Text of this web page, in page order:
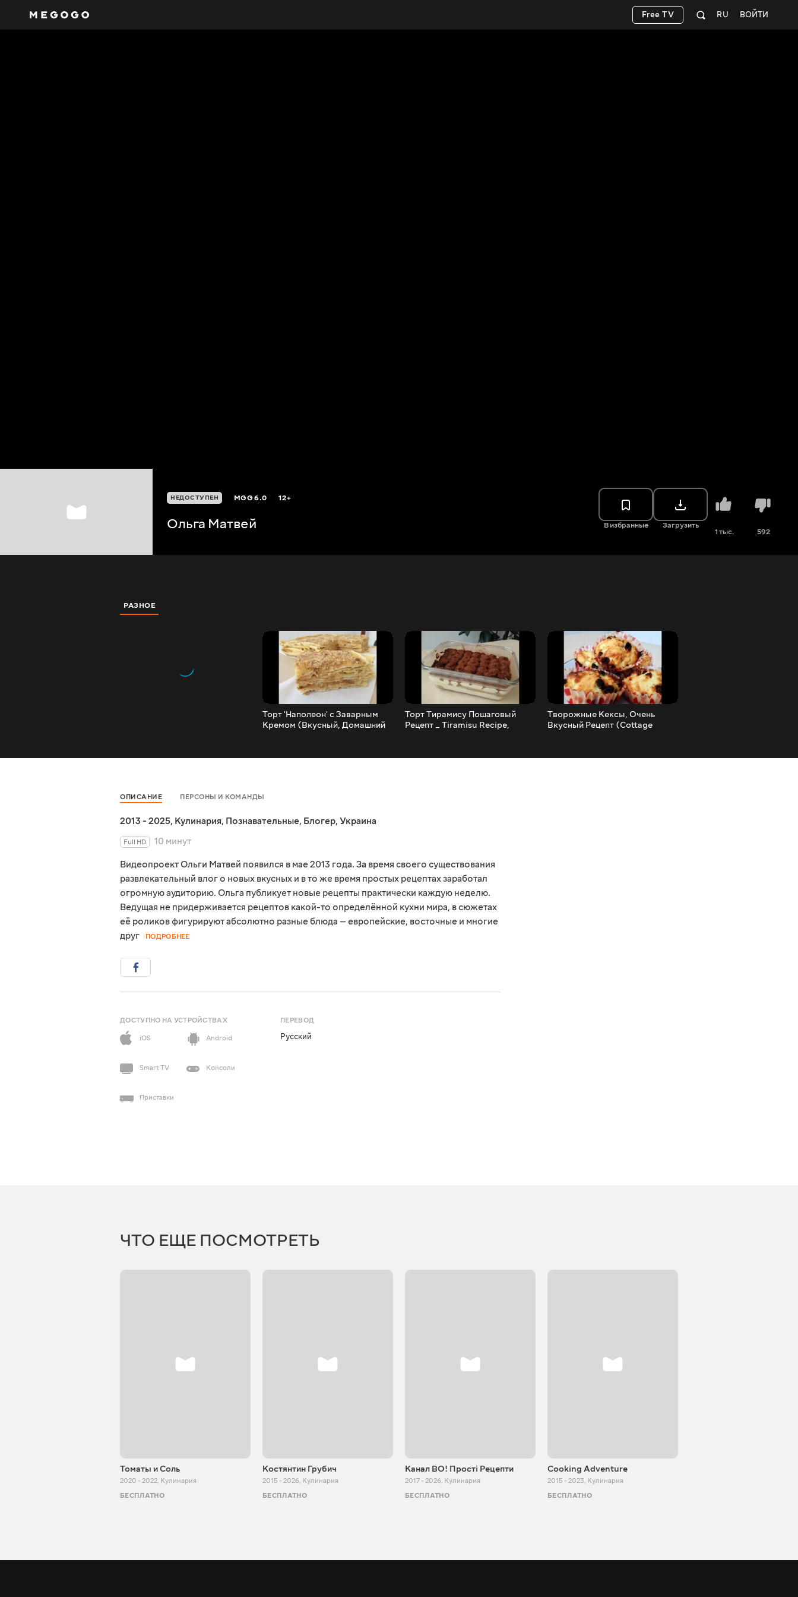
ВОЙТИ
RU
Free TV
НЕДОСТУПЕН MGG6.0 12+
Ольга Матвей В избранные Загрузить
1 тыс. 592
РАЗНОЕ
Торт 'Наполеон' с Заварным
Кремом (Вкусный, Домашний
Торт Тирамису Пошаговый
Рецепт _ Tiramisu Recipe,
Творожные Кексы, Очень
Вкусный Рецепт (Cottage
ОПИСАНИЕ ПЕРСОНЫ И КОМАНДЫ
2013 - 2025, Кулинария, Познавательные, Блогер, Украина
Full HD
10 минут
Видеопроект Ольги Матвей появился в мае 2013 года. За время своего существования
развлекательный влог о новых вкусных и в то же время простых рецептах заработал
огромную аудиторию. Ольга публикует новые рецепты практически каждую неделю.
Ведущая не придерживается рецептов какой-то определённой кухни мира, в сюжетах
её роликов фигурируют абсолютно разные блюда — европейские, восточные и многие
друг
ПОДРОБНЕЕ
ДОСТУПНО НА УСТРОЙСТВАХ
iOS
Android
Smart TV Консоли
Приставки
ПЕРЕВОД
Русский
ЧТО ЕЩЕ ПОСМОТРЕТЬ
Томаты и Соль
2020 - 2022, Кулинария
БЕСПЛАТНО
Костянтин Грубич
2015 - 2026, Кулинария
БЕСПЛАТНО
Канал ВО! Прості Рецепти
2017 - 2026, Кулинария
БЕСПЛАТНО
Cooking Adventure
2015 - 2023, Кулинария
БЕСПЛАТНО